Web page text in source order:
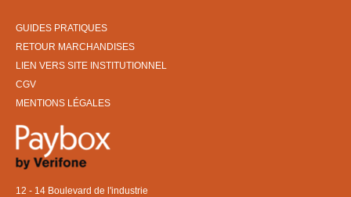
GUIDES PRATIQUES
RETOUR MARCHANDISES
LIEN VERS SITE INSTITUTIONNEL
CGV
MENTIONS LÉGALES
12 - 14 Boulevard de l'industrie